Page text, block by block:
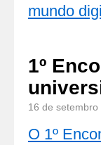
mundo
1º
16 de setembro
O 1º